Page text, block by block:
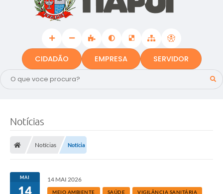
CIDADÃO EMPRESA SERVIDOR
Notícias
Notícias Notícia
MAI
14
14 MAI 2026
MEIO AMBIENTE SAÚDE VIGILÂNCIA SANITÁRIA